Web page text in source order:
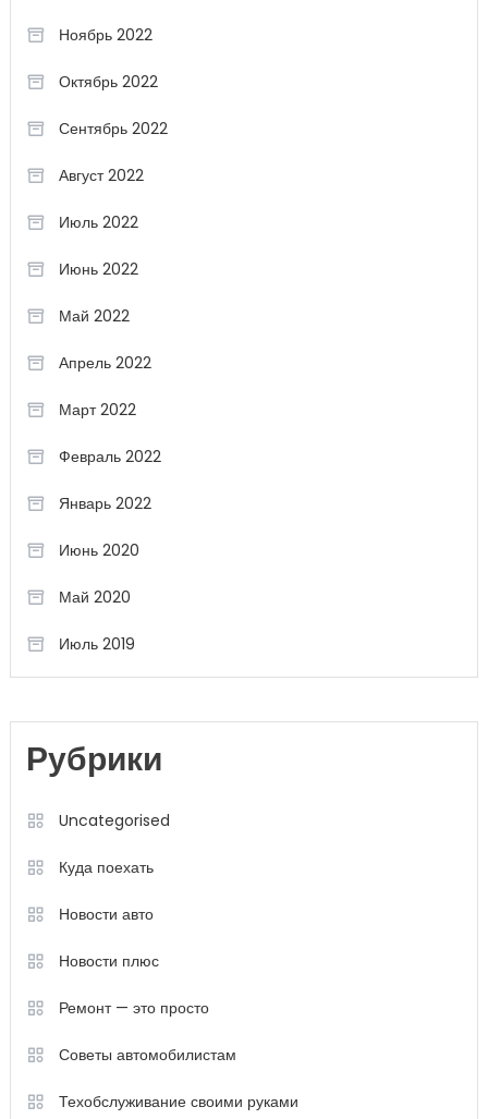
Ноябрь 2022
Октябрь 2022
Сентябрь 2022
Август 2022
Июль 2022
Июнь 2022
Май 2022
Апрель 2022
Март 2022
Февраль 2022
Январь 2022
Июнь 2020
Май 2020
Июль 2019
Рубрики
Uncategorised
Куда поехать
Новости авто
Новости плюс
Ремонт — это просто
Советы автомобилистам
Техобслуживание своими руками